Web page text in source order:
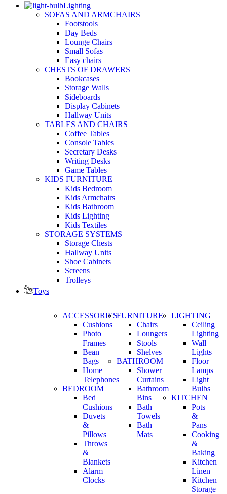
Lighting
SOFAS AND ARMCHAIRS
Footstools
Day Beds
Lounge Chairs
Small Sofas
Easy chairs
CHESTS OF DRAWERS
Bookcases
Storage Walls
Sideboards
Display Cabinets
Hallway Units
TABLES AND CHAIRS
Coffee Tables
Console Tables
Secretary Desks
Writing Desks
Game Tables
KIDS FURNITURE
Kids Bedroom
Kids Armchairs
Kids Bathroom
Kids Lighting
Kids Textiles
STORAGE SYSTEMS
Storage Chests
Hallway Units
Shoe Cabinets
Screens
Trolleys
Toys
ACCESSORIES
Cushions
Photo
Frames
Bean
Bags
Home
Telephones
BEDROOM
Bed
Cushions
Duvets
&
Pillows
Throws
&
Blankets
Alarm
Clocks
FURNITURE
Chairs
Loungers
Stools
Shelves
BATHROOM
Shower
Curtains
Bathroom
Bins
Bath
Towels
Bath
Mats
LIGHTING
Ceiling
Lighting
Wall
Lights
Floor
Lamps
Light
Bulbs
KITCHEN
Pots
&
Pans
Cooking
&
Baking
Kitchen
Linen
Kitchen
Storage